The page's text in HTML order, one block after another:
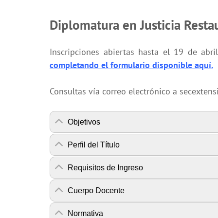
Diplomatura en Justicia
Inscripciones abiertas hasta el 19 de
completando el formulario disponible aquí.
Consultas vía correo electrónico a
Objetivos
Perfil del Título
Requisitos de Ingreso
Cuerpo Docente
Normativa